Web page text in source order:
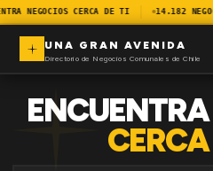
NEGOCIOS CERCA DE TI 14.182
UNA GRAN AVENIDA
Directorio de Negocios Comunales de Chile